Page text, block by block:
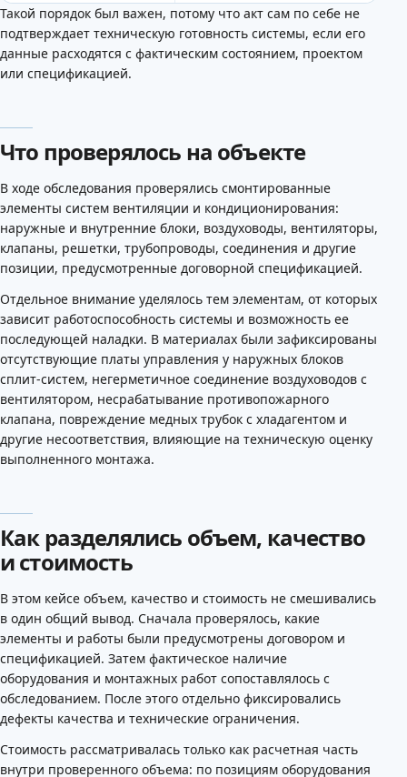
Такой порядок был важен, потому что акт сам по себе не
подтверждает техническую готовность системы, если его
данные расходятся с фактическим состоянием, проектом
или спецификацией.
Что проверялось на объекте
В ходе обследования проверялись смонтированные
элементы систем вентиляции и кондиционирования:
наружные и внутренние блоки, воздуховоды, вентиляторы,
клапаны, решетки, трубопроводы, соединения и другие
позиции, предусмотренные договорной спецификацией.
Отдельное внимание уделялось тем элементам, от которых
зависит работоспособность системы и возможность ее
последующей наладки. В материалах были зафиксированы
отсутствующие платы управления у наружных блоков
сплит-систем, негерметичное соединение воздуховодов с
вентилятором, несрабатывание противопожарного
клапана, повреждение медных трубок с хладагентом и
другие несоответствия, влияющие на техническую оценку
выполненного монтажа.
Как разделялись объем, качество
и стоимость
В этом кейсе объем, качество и стоимость не смешивались
в один общий вывод. Сначала проверялось, какие
элементы и работы были предусмотрены договором и
спецификацией. Затем фактическое наличие
оборудования и монтажных работ сопоставлялось с
обследованием. После этого отдельно фиксировались
дефекты качества и технические ограничения.
Стоимость рассматривалась только как расчетная часть
внутри проверенного объема: по позициям оборудования